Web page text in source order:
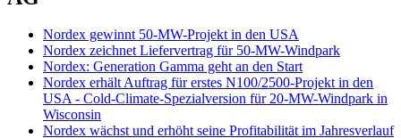
Nordex gewinnt 50-MW-Projekt in den USA
Nordex zeichnet Liefervertrag für 50-MW-Windpark
Nordex: Generation Gamma geht an den Start
Nordex erhält Auftrag für erstes N100/2500-Projekt in den
USA - Cold-Climate-Spezialversion für 20-MW-Windpark in
Wisconsin
Nordex wächst und erhöht seine Profitabilität im Jahresverlauf